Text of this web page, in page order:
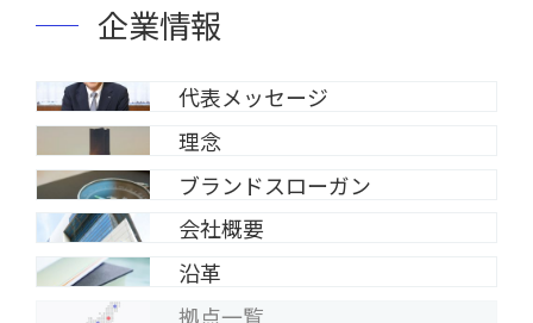
企業情報
代表メッセージ
理念
ブランドスローガン
会社概要
沿革
拠点一覧